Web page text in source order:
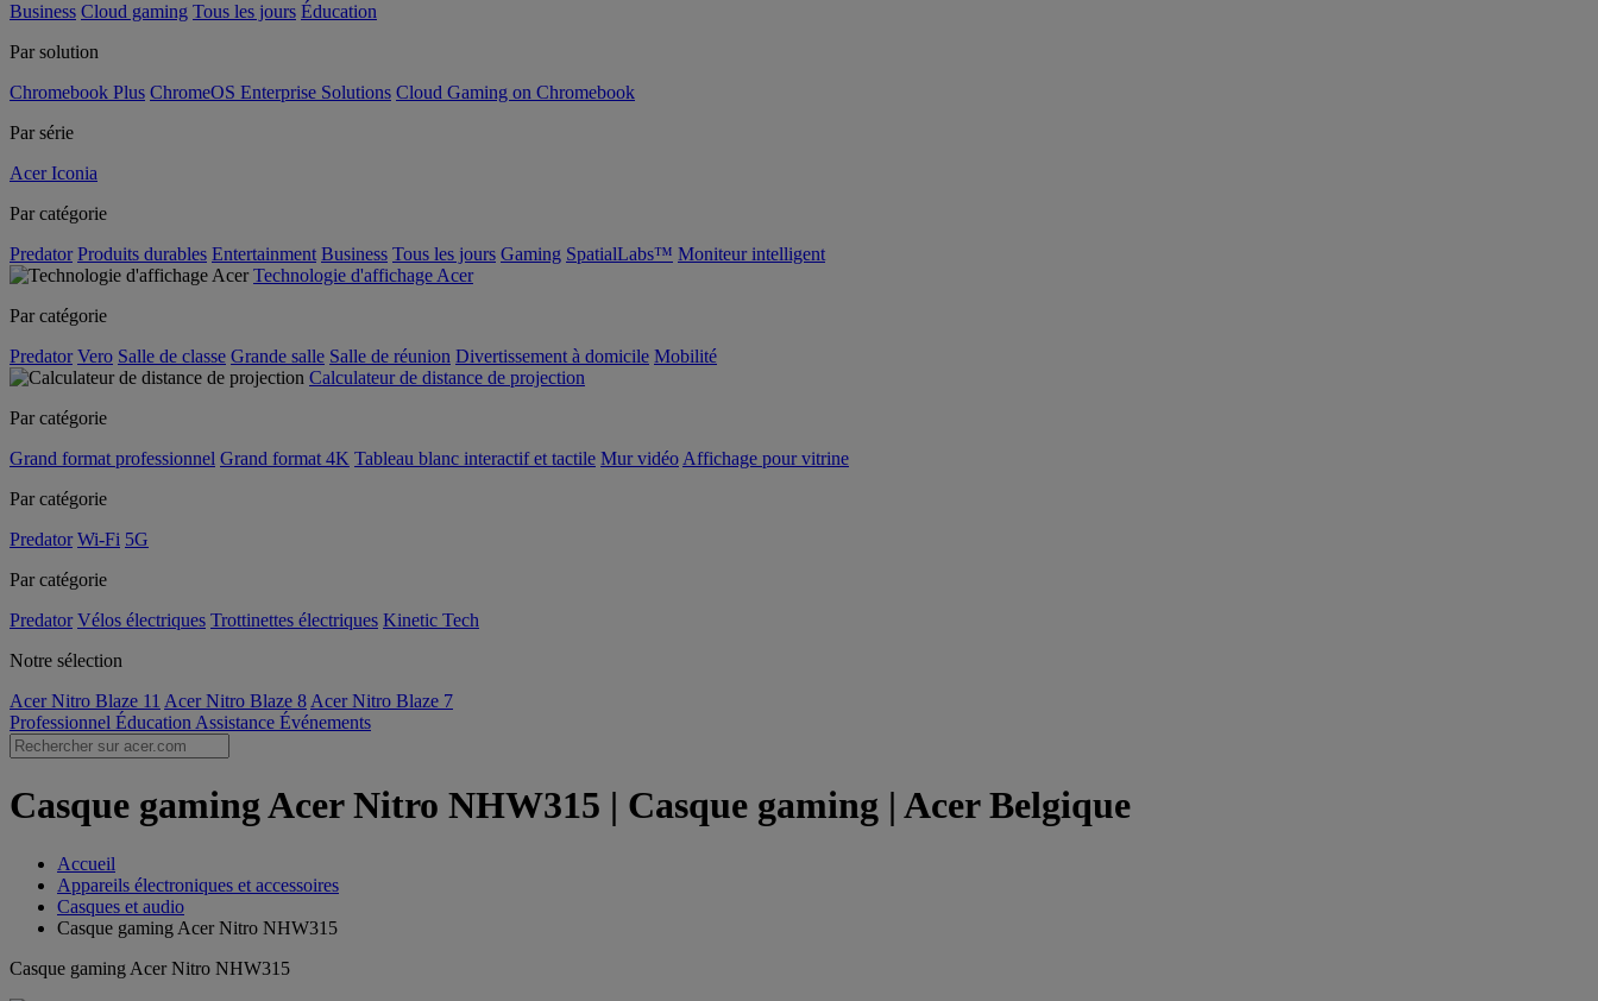
Business Cloud gaming Tous les jours Éducation
Par solution
Chromebook Plus ChromeOS Enterprise Solutions Cloud Gaming on Chromebook
Par série
Acer Iconia
Par catégorie
Predator Produits durables Entertainment Business Tous les jours Gaming SpatialLabs™ Moniteur intelligent
Technologie d'affichage Acer
Par catégorie
Predator Vero Salle de classe Grande salle Salle de réunion Divertissement à domicile Mobilité
Calculateur de distance de projection
Par catégorie
Grand format professionnel Grand format 4K Tableau blanc interactif et tactile Mur vidéo Affichage pour vitrine
Par catégorie
Predator Wi-Fi 5G
Par catégorie
Predator Vélos électriques Trottinettes électriques Kinetic Tech
Notre sélection
Acer Nitro Blaze 11 Acer Nitro Blaze 8 Acer Nitro Blaze 7
Professionnel Éducation Assistance Événements
Casque gaming Acer Nitro NHW315 | Casque gaming | Acer Belgique
Accueil
Appareils électroniques et accessoires
Casques et audio
Casque gaming Acer Nitro NHW315
Casque gaming Acer Nitro NHW315